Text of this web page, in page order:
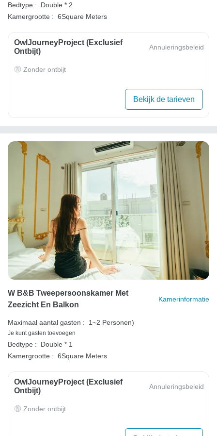
Bedtype :
Double * 2
Kamergrootte : 6Square Meters
OwlJourneyProject (exclusief
Ontbijt)
Annuleringsbeleid
Zonder ontbijt
Bekijk de tarieven
W B&B Tweepersoonskamer Met
Zeezicht En Balkon
Kamerinformatie
Maximaal aantal gasten : 1~2 Personen)
Je kunt gasten toevoegen
Bedtype :
Double * 1
Kamergrootte : 6Square Meters
OwlJourneyProject (exclusief
Ontbijt)
Annuleringsbeleid
Zonder ontbijt